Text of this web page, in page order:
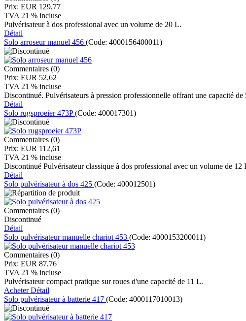
Prix: EUR 129,77
TVA 21 % incluse
Pulvérisateur à dos professional avec un volume de 20 L.
Détail
Solo arroseur manuel 456 (Code: 4000156400011)
Commentaires (0)
Prix: EUR 52,62
TVA 21 % incluse
Discontinué. Pulvérisateurs à pression professionnelle offrant une capacité de
Détail
Solo rugsproeier 473P(Code: 400017301)
Commentaires (0)
Prix: EUR 112,61
TVA 21 % incluse
Discontinué Pulvérisateur classique à dos professional avec un volume de 12
Détail
Solo pulvérisateur à dos 425 (Code: 400012501)
Commentaires (0)
Discontinué
Détail
Solo pulvérisateur manuelle chariot 453 (Code: 4000153200011)
Commentaires (0)
Prix: EUR 87,76
TVA 21 % incluse
Pulvérisateur compact pratique sur roues d'une capacité de 11 L.
AcheterDétail
Solo pulvérisateur à batterie 417 (Code: 4000117010013)